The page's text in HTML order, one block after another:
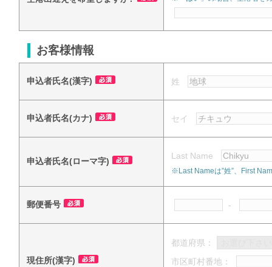
お客様情報
申込者氏名(漢字) 姓
申込者氏名(カナ) セイ
申込者氏名(ローマ字)
Last Name
※Last Nameは”姓”、First
郵便番号 -
現住所(漢字)
都道府県：
市区町村番地：